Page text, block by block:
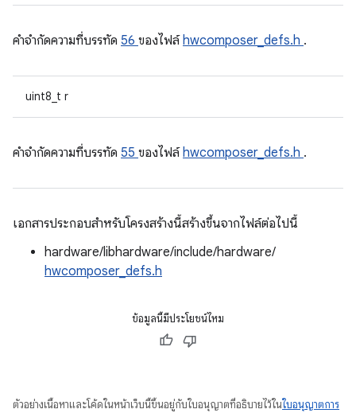
คําจํากัดความที่บรรทัด 56 ของไฟล์hwcomposer_defs.h .
uint8_t r
คําจํากัดความที่บรรทัด 55 ของไฟล์hwcomposer_defs.h .
เอกสารประกอบสำหรับโครงสร้างนี้สร้างขึ้นจากไฟล์ต่อไปนี้
hardware/libhardware/include/hardware/
hwcomposer_defs.h
ข้อมูลนี้มีประโยชน์ไหม
ตัวอย่างเนื้อหาและโค้ดในหน้าเว็บนี้ขึ้นอยู่กับใบอนุญาตที่อธิบายไว้ในใบอนุญาตการ